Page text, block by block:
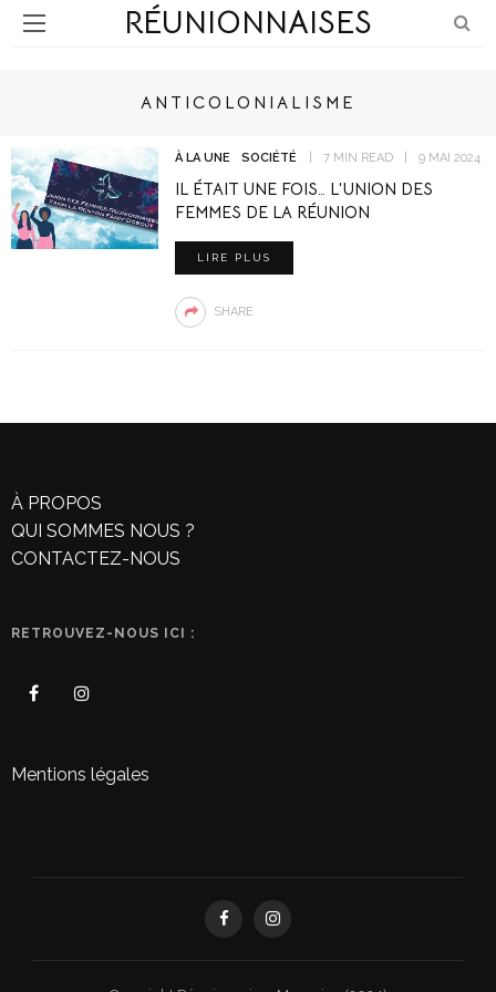
RÉUNIONNAISES
ANTICOLONIALISME
À LA UNE SOCIÉTÉ 7 MIN READ 9 MAI 2024
IL ÉTAIT UNE FOIS… L’UNION DES
FEMMES DE LA RÉUNION
LIRE PLUS
SHARE
À PROPOS
QUI SOMMES NOUS ?
CONTACTEZ-NOUS
RETROUVEZ-NOUS ICI :
Mentions légales